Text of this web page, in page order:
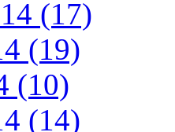
(17)
(19)
(10)
(14)